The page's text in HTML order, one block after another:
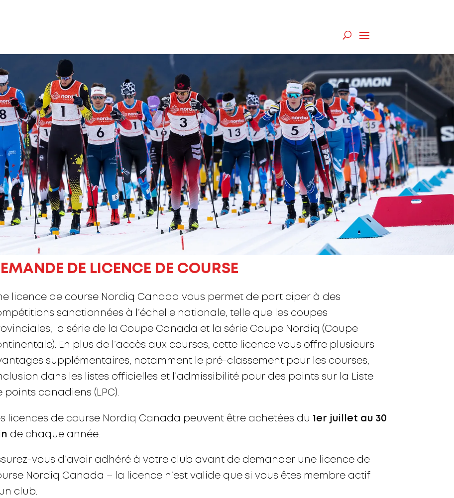
DE LICENCE DE COURSE
licence de course Nordiq Canada vous permet de participer à des
sanctionnées à l’échelle nationale, telle que les coupes
la série de la Coupe Canada et la série Coupe Nordiq (Coupe
En plus de l’accès aux courses, cette licence vous offre plusieurs
supplémentaires, notamment le pré-classement pour les courses,
dans les listes officielles et l’admissibilité pour des points sur la Liste
points canadiens (LPC).
licences de course Nordiq Canada peuvent être achetées du 1er juillet au 30
de chaque année.
vous d’avoir adhéré à votre club avant de demander une licence de
Nordiq Canada – la licence n’est valide que si vous êtes membre actif
club.